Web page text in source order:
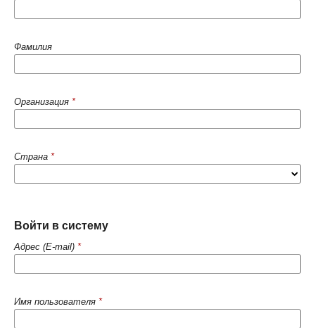
Фамилия
Организация *
Страна *
Войти в систему
Адрес (E-mail) *
Имя пользователя *